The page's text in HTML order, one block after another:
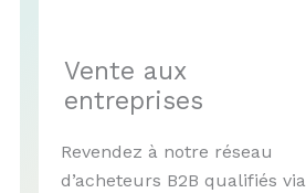
Vente aux
entreprises
Revendez à notre réseau
d’acheteurs B2B qualifiés via